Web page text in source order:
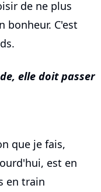
de ne plus
bonheur. C'est
elle doit passer
que je fais,
est en
en train